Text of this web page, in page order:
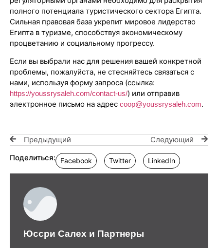
полного потенциала туристического сектора Египта.
Сильная правовая база укрепит мировое лидерство
Египта в туризме, способствуя экономическому
процветанию и социальному прогрессу.
Если вы выбрали нас для решения вашей конкретной
проблемы, пожалуйста, не стесняйтесь связаться с
нами, используя форму запроса (ссылка:
https://youssrysaleh.com/contact-us/) или отправив
электронное письмо на адрес coop@youssrysaleh.com.
Предыдущий
Следующий
Поделиться:
Facebook Twitter LinkedIn
Юссри Салех и Партнеры